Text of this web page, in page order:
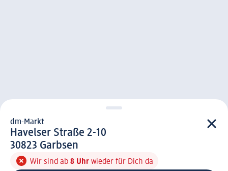
d m-Markt
dm-Markt
Havelser Straße 2-10
3 0 8 2 3
30823 Garbsen
Wir sind ab 8 Uhr wieder für Dich da